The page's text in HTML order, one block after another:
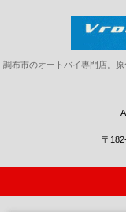
布、狛
ホンダ
調布市のオートバイ専門店。
〒